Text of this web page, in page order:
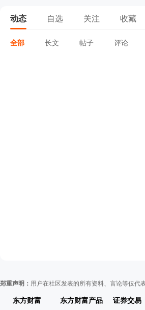
动态 自选 关注 收藏
全部 长文 帖子 评论
郑重声明： 用户在社区发表的所有资料、言论等仅代
东方财富 东方财富产品 证券交易